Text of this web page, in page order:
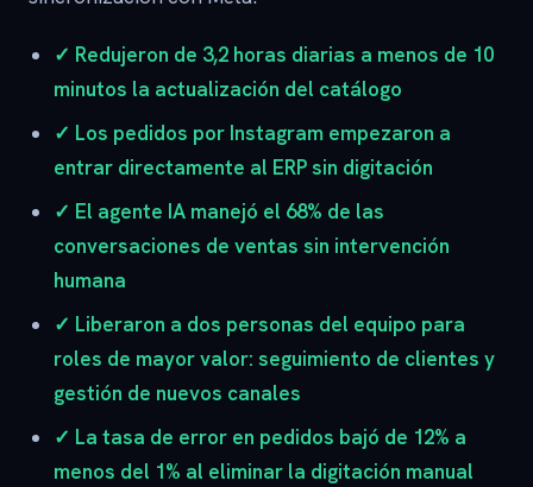
✓ Redujeron de 3,2 horas diarias a menos de 10
minutos la actualización del catálogo
✓ Los pedidos por Instagram empezaron a
entrar directamente al ERP sin digitación
✓ El agente IA manejó el 68% de las
conversaciones de ventas sin intervención
humana
✓ Liberaron a dos personas del equipo para
roles de mayor valor: seguimiento de clientes y
gestión de nuevos canales
✓ La tasa de error en pedidos bajó de 12% a
menos del 1% al eliminar la digitación manual